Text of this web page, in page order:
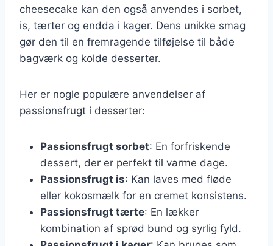
cheesecake kan den også anvendes i sorbet,
is, tærter og endda i kager. Dens unikke smag
gør den til en fremragende tilføjelse til både
bagværk og kolde desserter.
Her er nogle populære anvendelser af
passionsfrugt i desserter:
Passionsfrugt sorbet: En forfriskende
dessert, der er perfekt til varme dage.
Passionsfrugt is: Kan laves med fløde
eller kokosmælk for en cremet konsistens.
Passionsfrugt tærte: En lækker
kombination af sprød bund og syrlig fyld.